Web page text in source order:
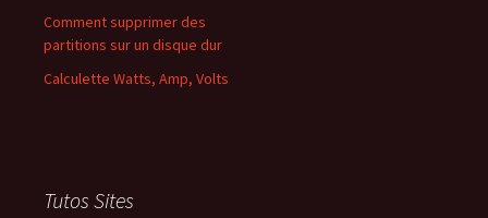
Comment supprimer des
partitions sur un disque dur
Calculette Watts, Amp, Volts
Tutos Sites